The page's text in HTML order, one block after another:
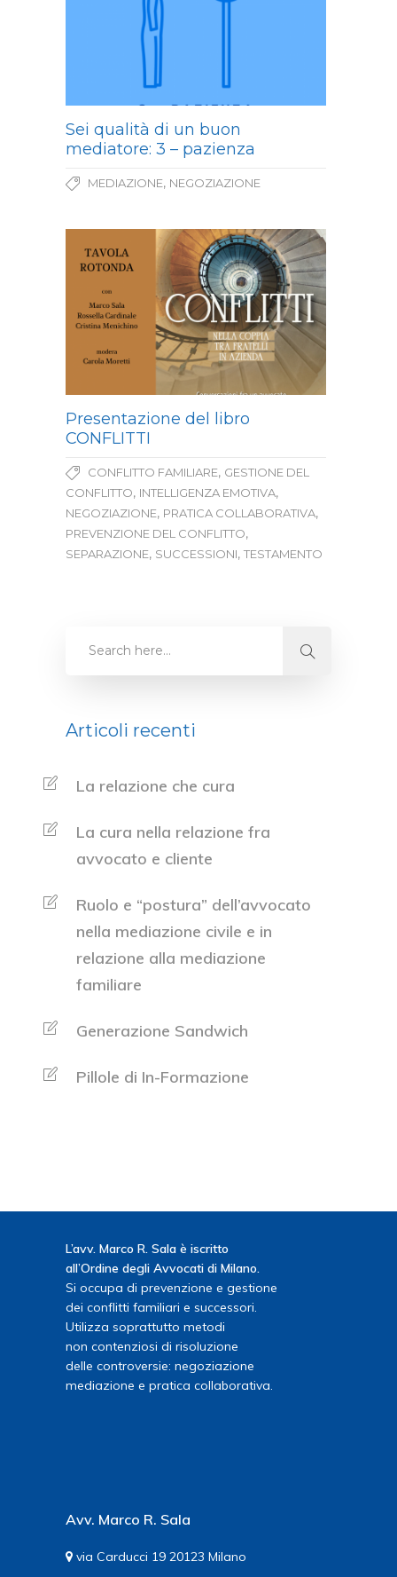
Sei qualità di un buon
mediatore: 3 – pazienza
MEDIAZIONE, NEGOZIAZIONE
Presentazione del libro
CONFLITTI
CONFLITTO FAMILIARE, GESTIONE DEL
CONFLITTO, INTELLIGENZA EMOTIVA,
NEGOZIAZIONE, PRATICA COLLABORATIVA,
PREVENZIONE DEL CONFLITTO,
SEPARAZIONE, SUCCESSIONI, TESTAMENTO
Articoli recenti
La relazione che cura
La cura nella relazione fra
avvocato e cliente
Ruolo e “postura” dell’avvocato
nella mediazione civile e in
relazione alla mediazione
familiare
Generazione Sandwich
Pillole di In-Formazione
L’avv. Marco R. Sala è iscritto
all’Ordine degli Avvocati di Milano.
Si occupa di prevenzione e gestione
dei conflitti familiari e successori.
Utilizza soprattutto metodi
non contenziosi di risoluzione
delle controversie: negoziazione
mediazione e pratica collaborativa.
Avv. Marco R. Sala
via Carducci 19 20123 Milano